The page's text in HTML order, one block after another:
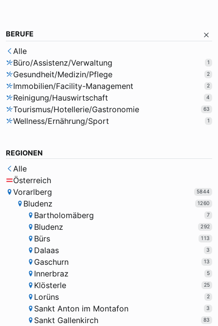
BERUFE
Alle
Büro/Assistenz/Verwaltung
1
Gesundheit/Medizin/Pflege 2
Immobilien/Facility-Management 2
Reinigung/Hauswirtschaft 4
Tourismus/Hotellerie/Gastronomie 63
Wellness/Ernährung/Sport 1
REGIONEN
Alle
Österreich
Vorarlberg
5844
Bludenz 1260
Bartholomäberg 7
Bludenz 292
Bürs 113
Dalaas 3
Gaschurn 13
Innerbraz 5
Klösterle 25
Lorüns 2
Sankt Anton im Montafon 3
Sankt Gallenkirch 83